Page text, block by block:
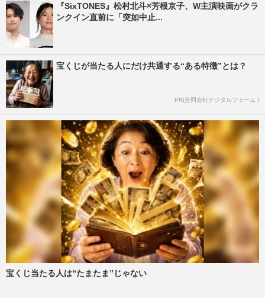
『SixTONES』松村北斗×芳根京子、W主演映画がクラ
ンクイン直前に「突如中止...
宝くじが当たる人にだけ共通する“ある特徴”とは？
PR(合同会社デジタルファーム )
宝くじ当たる人は“たまたま”じゃない